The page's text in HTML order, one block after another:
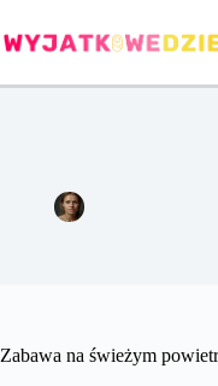
do
treści
Zabawa na świeżym